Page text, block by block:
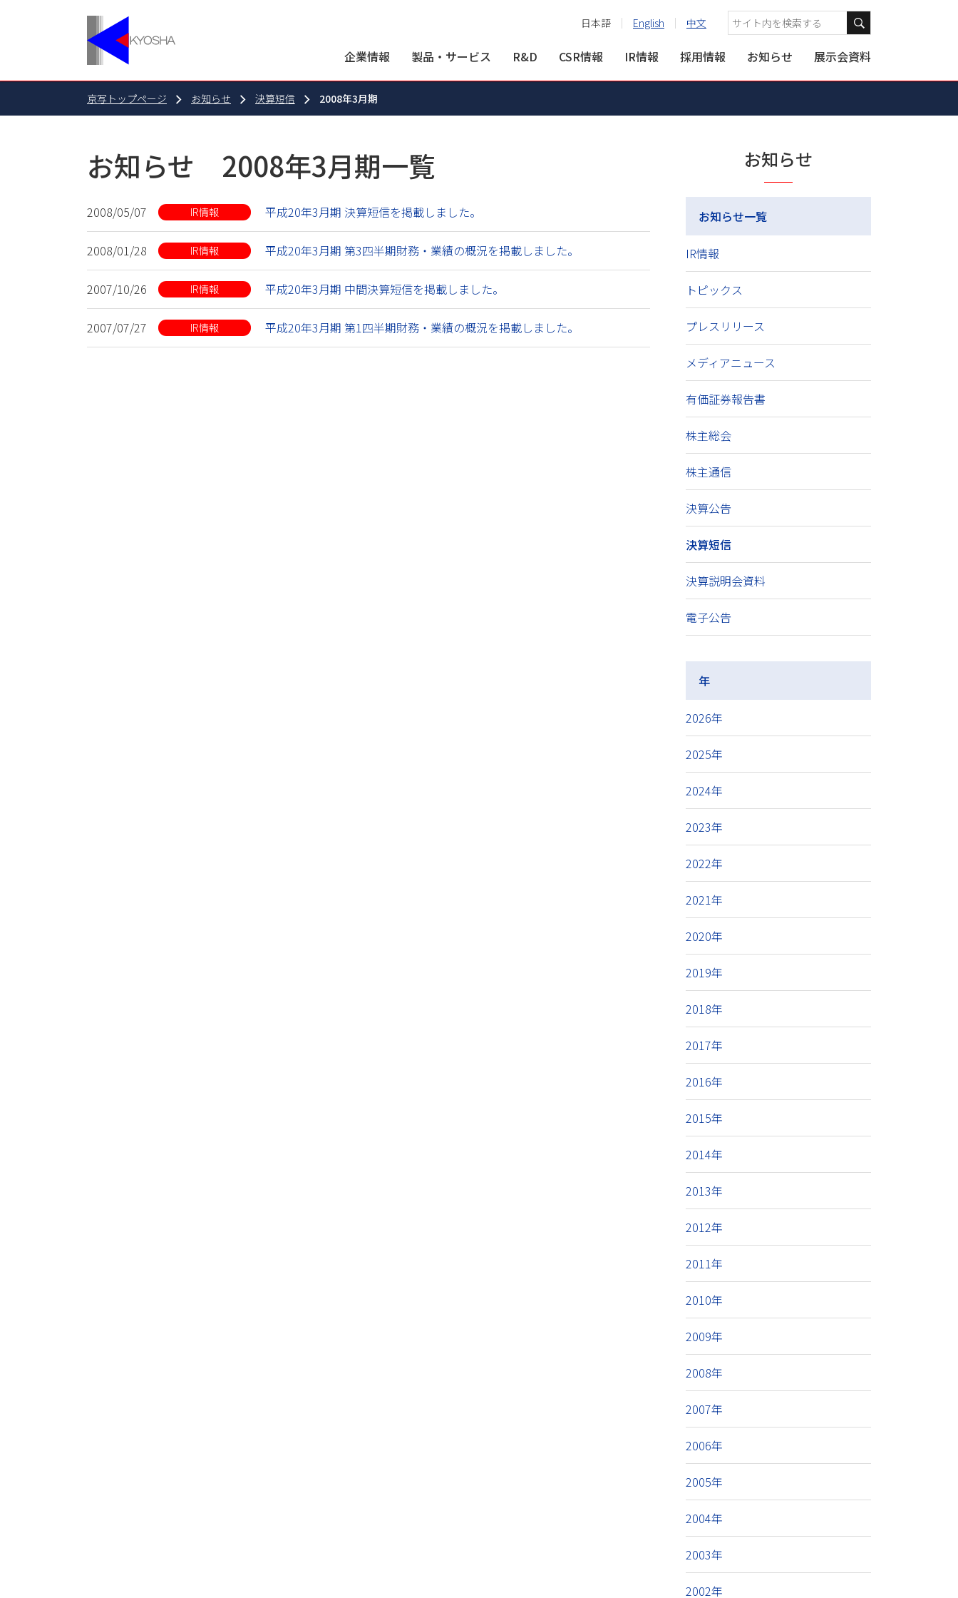
日本語 English 中文
企業情報 製品・サービス R&D CSR情報 IR情報 採用情報 お知らせ 展示会資料
京写トップページ お知らせ 決算短信 2008年3月期
お知らせ 2008年3月期一覧
2008/05/07 IR情報 平成20年3月期 決算短信を掲載しました。
2008/01/28 IR情報 平成20年3月期 第3四半期財務・業績の概況を掲載しました。
2007/10/26 IR情報 平成20年3月期 中間決算短信を掲載しました。
2007/07/27 IR情報 平成20年3月期 第1四半期財務・業績の概況を掲載しました。
お知らせ
お知らせ一覧
IR情報
トピックス
プレスリリース
メディアニュース
有価証券報告書
株主総会
株主通信
決算公告
決算短信
決算説明会資料
電子公告
年
2026年
2025年
2024年
2023年
2022年
2021年
2020年
2019年
2018年
2017年
2016年
2015年
2014年
2013年
2012年
2011年
2010年
2009年
2008年
2007年
2006年
2005年
2004年
2003年
2002年